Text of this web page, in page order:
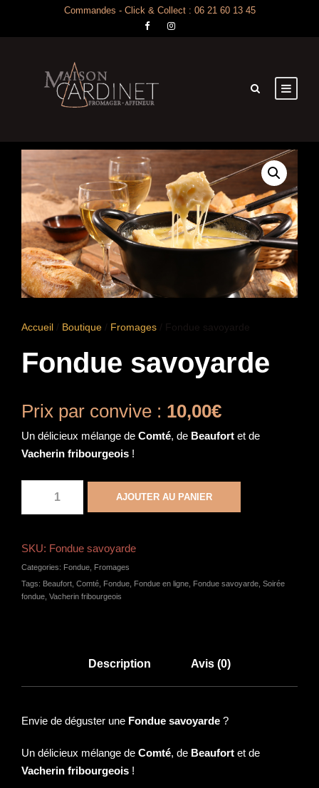
Commandes - Click & Collect : 06 21 60 13 45
Accueil / Boutique / Fromages / Fondue savoyarde
Fondue savoyarde
Prix par convive : 10,00€
Un délicieux mélange de Comté, de Beaufort et de
Vacherin fribourgeois !
n
t
o
d
e
s
AJOUTER AU PANIER
SKU: Fondue savoyarde
Categories: Fondue Fromages
Tags: Beaufort Comté Fondue Fondue en ligne Fondue savoyarde Soirée
fondue Vacherin fribourgeois
Description Avis (0)
Envie de déguster une Fondue savoyarde ?
Un délicieux mélange de Comté, de Beaufort et de
Vacherin fribourgeois !